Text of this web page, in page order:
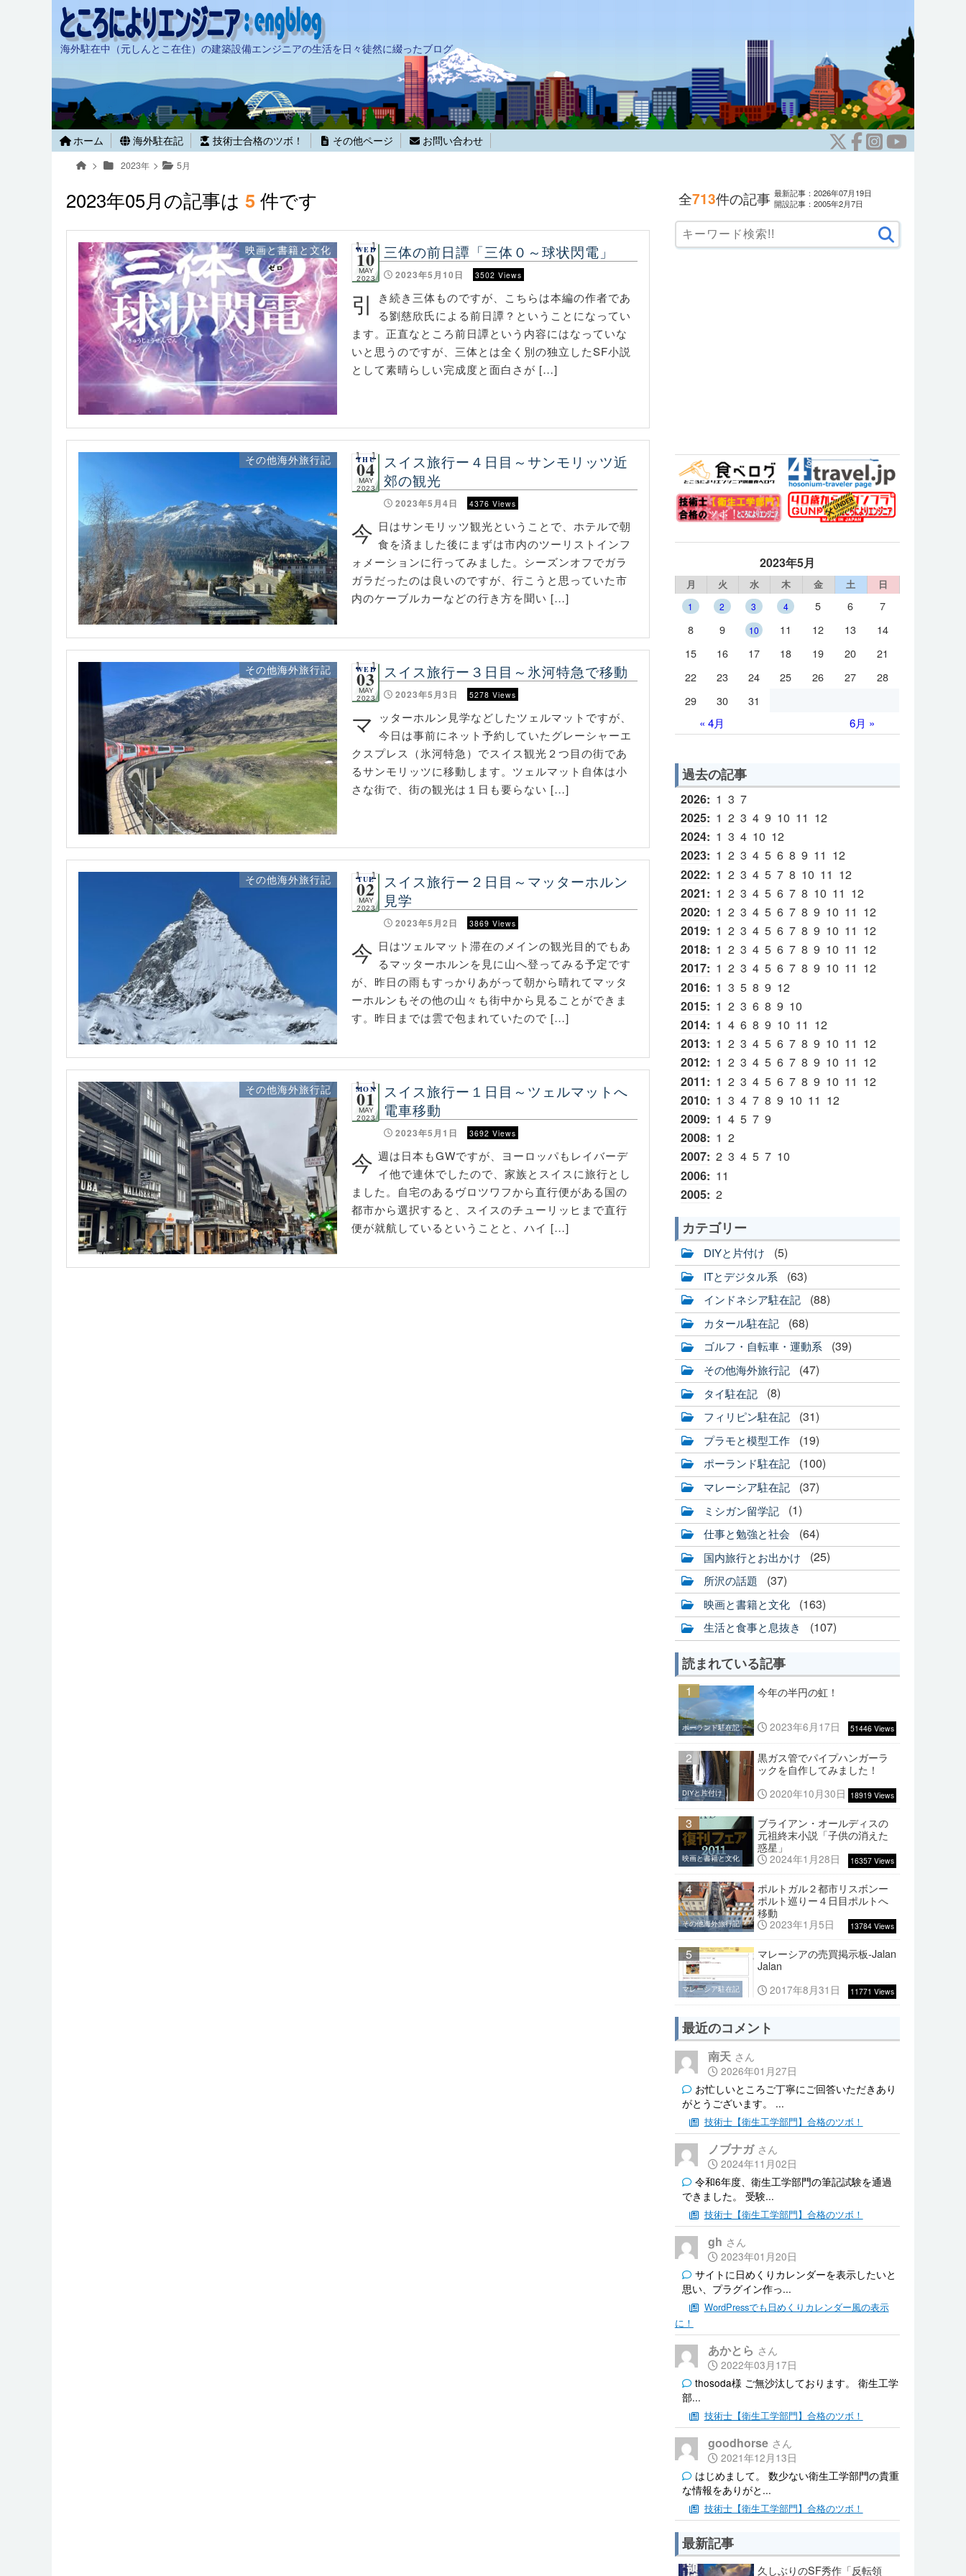
海外駐在中（元しんとこ在住）の建築設備エンジニアの生活を日々徒然に綴ったブログ
ホーム 海外駐在記 技術士合格のツボ！ その他ページ お問い合わせ
2023年 5月
2023年05月の記事は 5件です
映画と書籍と文化 WED
10
MAY
2023
三体の前日譚「三体０～球状閃電」
2023年5月10日 3502 Views
引
き続き三体ものですが、こちらは本編の作者であ
る劉慈欣氏による前日譚？ということになってい
ます。正直なところ前日譚という内容にはなっていな
いと思うのですが、三体とは全く別の独立したSF小説
として素晴らしい完成度と面白さが […]
その他海外旅行記 THU
04
MAY
2023
スイス旅行ー４日目～サンモリッツ近
郊の観光
2023年5月4日 4376 Views
今 日はサンモリッツ観光ということで、ホテルで朝
食を済ました後にまずは市内のツーリストインフ
ォメーションに行ってみました。シーズンオフでガラ
ガラだったのは良いのですが、行こうと思っていた市
内のケーブルカーなどの行き方を聞い […]
その他海外旅行記 WED
03
MAY
2023
スイス旅行ー３日目～氷河特急で移動
2023年5月3日 5278 Views
マ ッターホルン見学などしたツェルマットですが、
今日は事前にネット予約していたグレーシャーエ
クスプレス（氷河特急）でスイス観光２つ目の街であ
るサンモリッツに移動します。ツェルマット自体は小
さな街で、街の観光は１日も要らない […]
その他海外旅行記 TUE
02
MAY
2023
スイス旅行ー２日目～マッターホルン
見学
2023年5月2日 3869 Views
今 日はツェルマット滞在のメインの観光目的でもあ
るマッターホルンを見に山へ登ってみる予定です
が、昨日の雨もすっかりあがって朝から晴れてマッタ
ーホルンもその他の山々も街中から見ることができま
す。昨日までは雲で包まれていたので […]
その他海外旅行記 MON
01
MAY
2023
スイス旅行ー１日目～ツェルマットへ
電車移動
2023年5月1日 3692 Views
今 週は日本もGWですが、ヨーロッパもレイバーデ
イ他で連休でしたので、家族とスイスに旅行とし
ました。自宅のあるヴロツワフから直行便がある国の
都市から選択すると、スイスのチューリッヒまで直行
便が就航しているということと、ハイ […]
全713件の記事 最新記事：2026年07月19日
開設記事：2005年2月7日
2023年5月
月 火 水 木 金 土 日
1 2 3 4 5 6
7
8
9 10 11 12 13
14
15
16 17 18 19 20
21
22
23 24 25 26 27
28
29
30
31
« 4月
6月 »
過去の記事
2026: 1 3 7
2025: 1 2 3 4 9 10 11 12
2024: 1 3 4 10 12
2023: 1 2 3 4 5 6 8 9 11 12
2022: 1 2 3 4 5 7 8 10 11 12
2021: 1 2 3 4 5 6 7 8 10 11 12
2020: 1 2 3 4 5 6 7 8 9 10 11 12
2019: 1 2 3 4 5 6 7 8 9 10 11 12
2018: 1 2 3 4 5 6 7 8 9 10 11 12
2017: 1 2 3 4 5 6 7 8 9 10 11 12
2016: 1 3 5 8 9 12
2015: 1 2 3 6 8 9 10
2014: 1 4 6 8 9 10 11 12
2013: 1 2 3 4 5 6 7 8 9 10 11 12
2012: 1 2 3 4 5 6 7 8 9 10 11 12
2011: 1 2 3 4 5 6 7 8 9 10 11 12
2010: 1 3 4 7 8 9 10 11 12
2009: 1 4 5 7 9
2008: 1 2
2007: 2 3 4 5 7 10
2006: 11
2005: 2
カテゴリー
DIYと片付け (5)
ITとデジタル系 (63)
インドネシア駐在記 (88)
カタール駐在記 (68)
ゴルフ・自転車・運動系 (39)
その他海外旅行記 (47)
タイ駐在記 (8)
フィリピン駐在記 (31)
プラモと模型工作 (19)
ポーランド駐在記 (100)
マレーシア駐在記 (37)
ミシガン留学記 (1)
仕事と勉強と社会 (64)
国内旅行とお出かけ (25)
所沢の話題 (37)
映画と書籍と文化 (163)
生活と食事と息抜き (107)
読まれている記事
1 今年の半円の虹！
ポーランド駐在記 2023年6月17日 51446 Views
2
黒ガス管でパイプハンガーラ
ックを自作してみました！
DIYと片付け 2020年10月30日 18919 Views
3
ブライアン・オールディスの
元祖終末小説「子供の消えた
惑星」
映画と書籍と文化 2024年1月28日 16357 Views
4
ポルトガル２都市リスボンー
ポルト巡りー４日目ポルトへ
移動
その他海外旅行記 2023年1月5日 13784 Views
5
マレーシアの売買掲示板-Jalan
Jalan
マレーシア駐在記 2017年8月31日 11771 Views
最近のコメント
南天
2026年01月27日
お忙しいところご丁寧にご回答いただきあり
がとうございます。 ...
技術士【衛生工学部門】合格のツボ！
ノブナガ
2024年11月02日
令和6年度、衛生工学部門の筆記試験を通過
できました。 受験...
技術士【衛生工学部門】合格のツボ！
gh
2023年01月20日
サイトに日めくりカレンダーを表示したいと
思い、プラグイン作っ...
WordPressでも日めくりカレンダー風の表示
に！
あかとら
2022年03月17日
thosoda様 ご無沙汰しております。 衛生工学
部...
技術士【衛生工学部門】合格のツボ！
goodhorse
2021年12月13日
はじめまして。 数少ない衛生工学部門の貴重
な情報をありがと...
技術士【衛生工学部門】合格のツボ！
最新記事
久しぶりのSF秀作「反転領